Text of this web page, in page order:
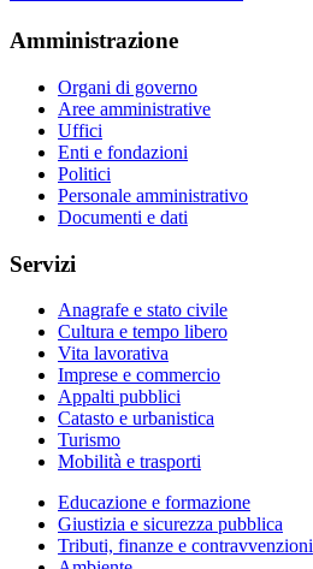
Amministrazione
Organi di governo
Aree amministrative
Uffici
Enti e fondazioni
Politici
Personale amministrativo
Documenti e dati
Servizi
Anagrafe e stato civile
Cultura e tempo libero
Vita lavorativa
Imprese e commercio
Appalti pubblici
Catasto e urbanistica
Turismo
Mobilità e trasporti
Educazione e formazione
Giustizia e sicurezza pubblica
Tributi, finanze e contravvenzioni